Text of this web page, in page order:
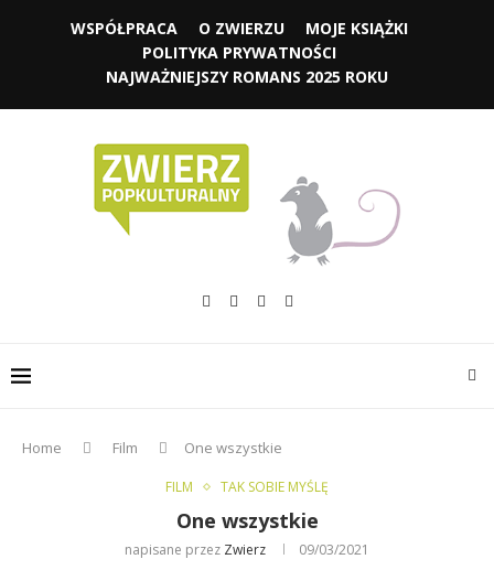
WSPÓŁPRACA O ZWIERZU
MOJE KSIĄŻKI
POLITYKA PRYWATNOŚCI
NAJWAŻNIEJSZY ROMANS 2025 ROKU
Home Film One wszystkie
FILM TAK SOBIE MYŚLĘ
One wszystkie
napisane przez Zwierz 09/03/2021